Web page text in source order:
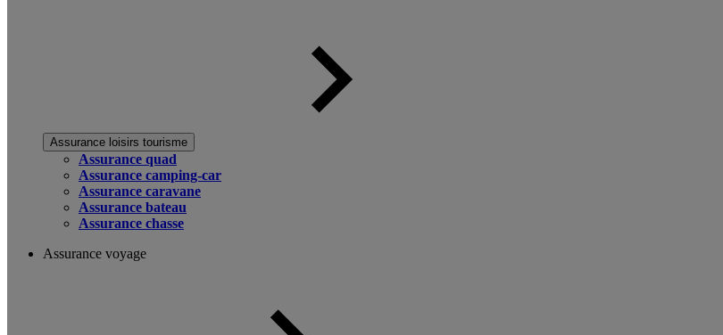
Assurance loisirs tourisme
Assurance quad
Assurance camping-car
Assurance caravane
Assurance bateau
Assurance chasse
Assurance voyage